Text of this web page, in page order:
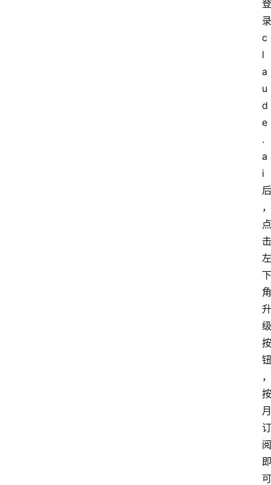
登
录
c
l
a
u
d
e
.
a
i
后
，
点
击
左
下
角
升
级
按
钮
，
按
月
订
阅
即
可